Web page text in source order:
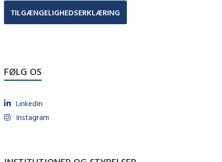
TILGÆNGELIGHEDSERKLÆRING
FØLG OS
LinkedIn
Instagram